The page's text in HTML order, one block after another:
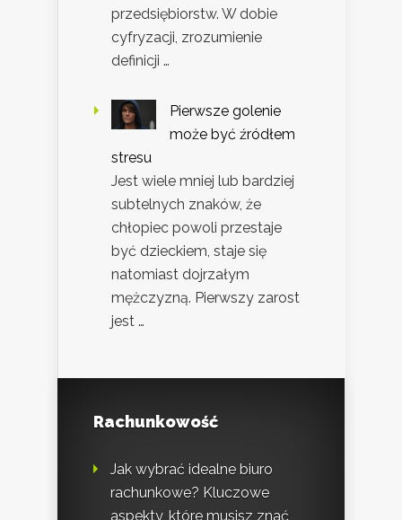
przedsiębiorstw. W dobie
cyfryzacji, zrozumienie
definicji …
Pierwsze golenie
może być źródłem
stresu
Jest wiele mniej lub bardziej
subtelnych znaków, że
chłopiec powoli przestaje
być dzieckiem, staje się
natomiast dojrzałym
mężczyzną. Pierwszy zarost
jest …
Rachunkowość
Jak wybrać idealne biuro
rachunkowe? Kluczowe
aspekty, które musisz znać